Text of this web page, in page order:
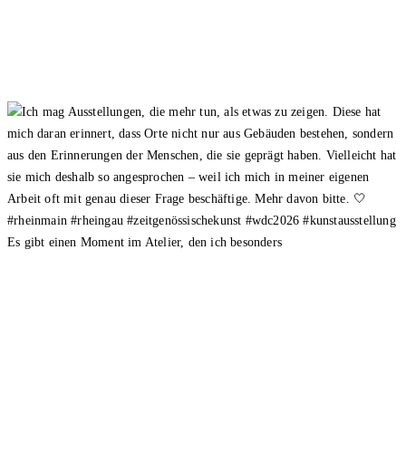
Es gibt einen Moment im Atelier, den ich besonders